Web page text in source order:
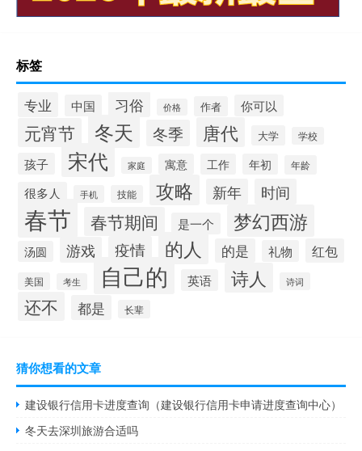
标签
专业 中国 习俗 价格 作者 你可以
元宵节 冬天 冬季 唐代 大学 学校
孩子 宋代 家庭 寓意 工作 年初 年龄
很多人 手机 技能 攻略 新年 时间
春节 春节期间 是一个 梦幻西游
汤圆 游戏 疫情 的人 的是 礼物 红包
美国 考生 自己的 英语 诗人 诗词
还不 都是 长辈
猜你想看的文章
建设银行信用卡进度查询（建设银行信用卡申请进度查询中心）
冬天去深圳旅游合适吗